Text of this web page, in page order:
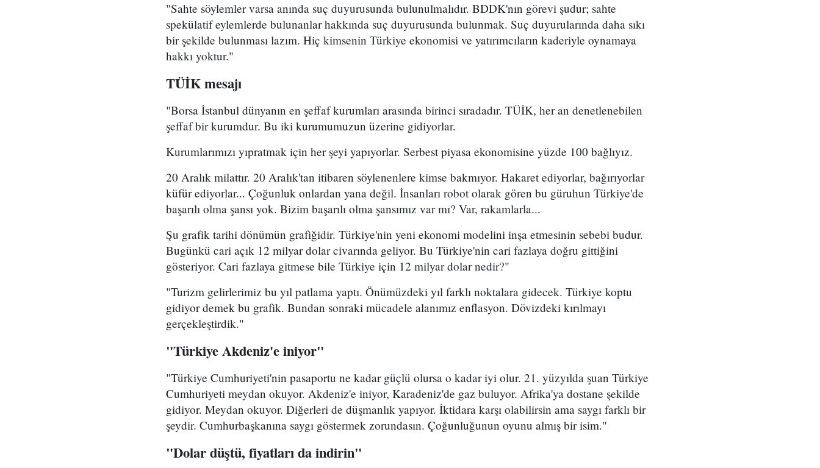
​"Sahte söylemler varsa anında suç duyurusunda bulunulmalıdır. BDDK'nın görevi şudur; sahte
spekülatif eylemlerde bulunanlar hakkında suç duyurusunda bulunmak. Suç duyurularında daha sıkı
bir şekilde bulunması lazım. Hiç kimsenin Türkiye ekonomisi ve yatırımcıların kaderiyle oynamaya
hakkı yoktur."
​TÜİK mesajı
​"Borsa İstanbul dünyanın en şeffaf kurumları arasında birinci sıradadır. TÜİK, her an denetlenebilen
şeffaf bir kurumdur. Bu iki kurumumuzun üzerine gidiyorlar.
Kurumlarımızı yıpratmak için her şeyi yapıyorlar. Serbest piyasa ekonomisine yüzde 100 bağlıyız.
​20 Aralık milattır. 20 Aralık'tan itibaren söylenenlere kimse bakmıyor. Hakaret ediyorlar, bağırıyorlar
küfür ediyorlar... Çoğunluk onlardan yana değil. İnsanları robot olarak gören bu güruhun Türkiye'de
başarılı olma şansı yok. Bizim başarılı olma şansımız var mı? Var, rakamlarla...
​Şu grafik tarihi dönümün grafiğidir. Türkiye'nin yeni ekonomi modelini inşa etmesinin sebebi budur.
Bugünkü cari açık 12 milyar dolar civarında geliyor. Bu Türkiye'nin cari fazlaya doğru gittiğini
gösteriyor. Cari fazlaya gitmese bile Türkiye için 12 milyar dolar nedir?"
​"Turizm gelirlerimiz bu yıl patlama yaptı. Önümüzdeki yıl farklı noktalara gidecek. Türkiye koptu
gidiyor demek bu grafik. Bundan sonraki mücadele alanımız enflasyon. Dövizdeki kırılmayı
gerçekleştirdik."
"Türkiye Akdeniz'e iniyor"
​"Türkiye Cumhuriyeti'nin pasaportu ne kadar güçlü olursa o kadar iyi olur. 21. yüzyılda şuan Türkiye
Cumhuriyeti meydan okuyor. Akdeniz'e iniyor, Karadeniz'de gaz buluyor. Afrika'ya dostane şekilde
gidiyor. Meydan okuyor. Diğerleri de düşmanlık yapıyor. İktidara karşı olabilirsin ama saygı farklı bir
şeydir. Cumhurbaşkanına saygı göstermek zorundasın. Çoğunluğunun oyunu almış bir isim."
​"Dolar düştü, fiyatları da indirin"